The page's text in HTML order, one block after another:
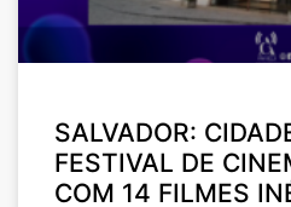
SALVADOR:
FESTIVAL DE
COM 14 FILMES